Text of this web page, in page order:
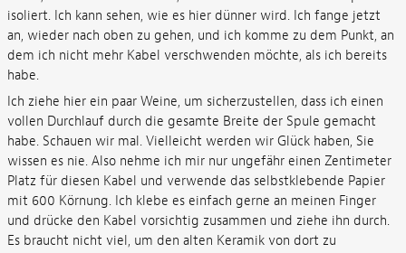
isoliert. Ich kann sehen, wie es hier dünner wird. Ich fange jetzt
an, wieder nach oben zu gehen, und ich komme zu dem Punkt, an
dem ich nicht mehr Kabel verschwenden möchte, als ich bereits
habe.
Ich ziehe hier ein paar Weine, um sicherzustellen, dass ich einen
vollen Durchlauf durch die gesamte Breite der Spule gemacht
habe. Schauen wir mal. Vielleicht werden wir Glück haben, Sie
wissen es nie. Also nehme ich mir nur ungefähr einen Zentimeter
Platz für diesen Kabel und verwende das selbstklebende Papier
mit 600 Körnung. Ich klebe es einfach gerne an meinen Finger
und drücke den Kabel vorsichtig zusammen und ziehe ihn durch.
Es braucht nicht viel, um den alten Keramik von dort zu